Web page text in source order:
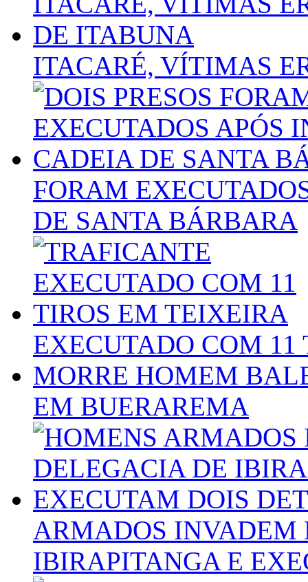
ITACARÉ, VÍTIMAS
FORAM
DE SANTA BÁRBARA
EXECUTADO COM
MORRE HOMEM
EM BUERAREMA
ARMADOS INVADEM
IBIRAPITANGA E